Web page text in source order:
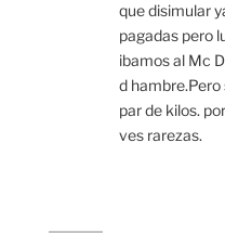
que disimular
pagadas pero
ibamos al Mc
d
par de kilos.
ves rarezas.